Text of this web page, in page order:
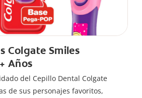
Colgate Smiles
Años
del Cepillo Dental Colgate
de sus personajes favoritos,